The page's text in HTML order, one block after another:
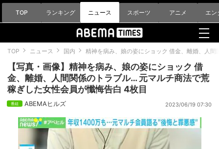
TOP ランキング ニュース スポーツ アニメ エン
TOP ニュース 国内 精神を病み、娘の姿にショック 借金、離婚、人
【写真・画像】精神を病み、娘の姿にショック 借
金、離婚、人間関係のトラブル… 元マルチ商法で荒
稼ぎした女性会員が懺悔告白 4枚目
ABEMAヒルズ 2023/06/19 07:30